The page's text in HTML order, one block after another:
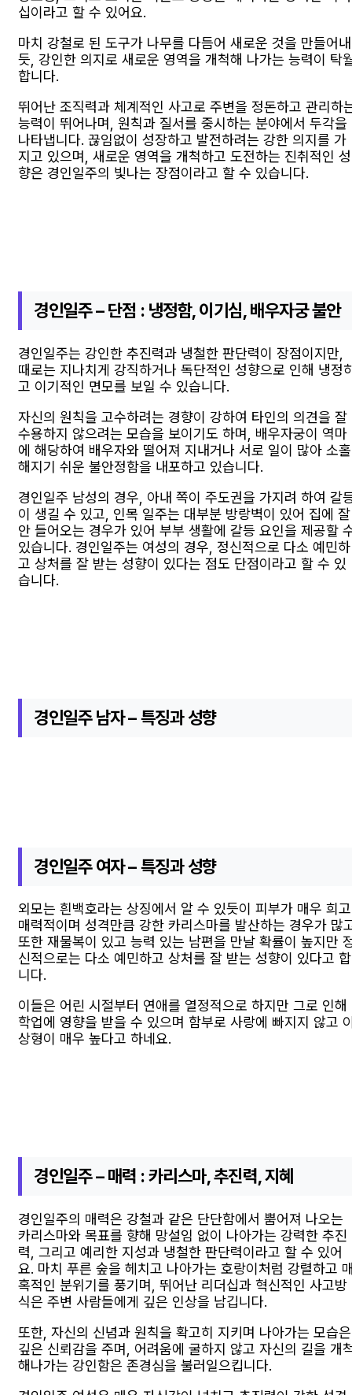
십이라고 할 수 있어요.
마치 강철로 된 도구가 나무를 다듬어 새로운 것을 만들어내
듯, 강인한 의지로 새로운 영역을 개척해 나가는 능력이 탁
합니다.
뛰어난 조직력과 체계적인 사고로 주변을 정돈하고 관리하
능력이 뛰어나며, 원칙과 질서를 중시하는 분야에서 두각을
나타냅니다. 끊임없이 성장하고 발전하려는 강한 의지를 가
지고 있으며, 새로운 영역을 개척하고 도전하는 진취적인 성
향은 경인일주의 빛나는 장점이라고 할 수 있습니다.
경인일주 – 단점 : 냉정함, 이기심, 배우자궁 불안
경인일주는 강인한 추진력과 냉철한 판단력이 장점이지만,
때로는 지나치게 강직하거나 독단적인 성향으로 인해 냉정
고 이기적인 면모를 보일 수 있습니다.
자신의 원칙을 고수하려는 경향이 강하여 타인의 의견을 잘
수용하지 않으려는 모습을 보이기도 하며, 배우자궁이 역마
에 해당하여 배우자와 떨어져 지내거나 서로 일이 많아 소홀
해지기 쉬운 불안정함을 내포하고 있습니다.
경인일주 남성의 경우, 아내 쪽이 주도권을 가지려 하여 갈
이 생길 수 있고, 인목 일주는 대부분 방랑벽이 있어 집에 잘
안 들어오는 경우가 있어 부부 생활에 갈등 요인을 제공할
있습니다. 경인일주는 여성의 경우, 정신적으로 다소 예민하
고 상처를 잘 받는 성향이 있다는 점도 단점이라고 할 수 있
습니다.
경인일주 남자 – 특징과 성향
경인일주 여자 – 특징과 성향
외모는 흰백호라는 상징에서 알 수 있듯이 피부가 매우 희고
매력적이며 성격만큼 강한 카리스마를 발산하는 경우가 많
또한 재물복이 있고 능력 있는 남편을 만날 확률이 높지만
신적으로는 다소 예민하고 상처를 잘 받는 성향이 있다고 합
니다.
이들은 어린 시절부터 연애를 열정적으로 하지만 그로 인해
학업에 영향을 받을 수 있으며 함부로 사랑에 빠지지 않고
상형이 매우 높다고 하네요.
경인일주 – 매력 : 카리스마, 추진력, 지혜
경인일주의 매력은 강철과 같은 단단함에서 뿜어져 나오는
카리스마와 목표를 향해 망설임 없이 나아가는 강력한 추진
력, 그리고 예리한 지성과 냉철한 판단력이라고 할 수 있어
요. 마치 푸른 숲을 헤치고 나아가는 호랑이처럼 강렬하고
혹적인 분위기를 풍기며, 뛰어난 리더십과 혁신적인 사고방
식은 주변 사람들에게 깊은 인상을 남깁니다.
또한, 자신의 신념과 원칙을 확고히 지키며 나아가는 모습은
깊은 신뢰감을 주며, 어려움에 굴하지 않고 자신의 길을 개
해나가는 강인함은 존경심을 불러일으킵니다.